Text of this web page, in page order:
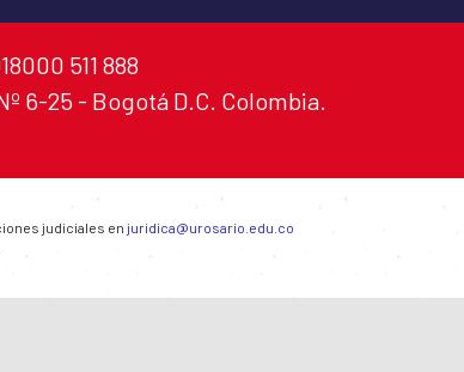
511 888
6-25 - Bogotá D.C. Colombia.
judiciales en juridica@urosario.edu.co